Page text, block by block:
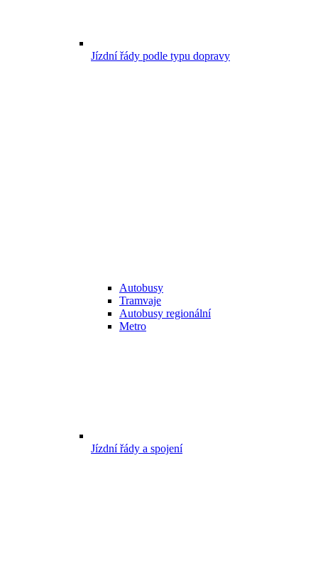
Jízdní řády podle typu dopravy
Autobusy
Tramvaje
Autobusy regionální
Metro
Jízdní řády a spojení